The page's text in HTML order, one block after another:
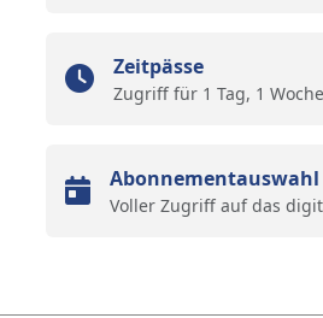
Zeitpässe
Zugriff für 1 Tag, 1
Abonnementauswahl
Voller Zugriff auf das